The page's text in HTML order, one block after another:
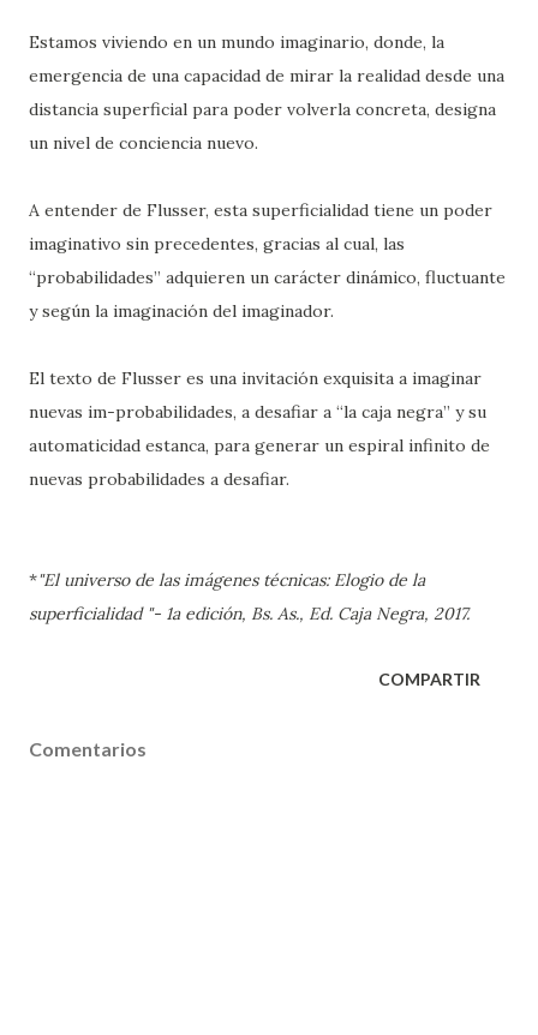
Estamos viviendo en un mundo imaginario, donde, la
emergencia de una capacidad de mirar la realidad desde una
distancia superficial para poder volverla concreta, designa
un nivel de conciencia nuevo.
A entender de Flusser, esta superficialidad tiene un poder
imaginativo sin precedentes, gracias al cual, las
“probabilidades” adquieren un carácter dinámico, fluctuante
y según la imaginación del imaginador.
El texto de Flusser es una invitación exquisita a imaginar
nuevas im-probabilidades, a desafiar a “la caja negra” y su
automaticidad estanca, para generar un espiral infinito de
nuevas probabilidades a desafiar.
*"El universo de las imágenes técnicas: Elogio de la
superficialidad "- 1a edición, Bs. As., Ed. Caja Negra, 2017.
COMPARTIR
Comentarios